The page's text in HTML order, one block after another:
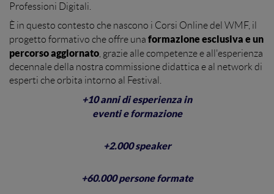
Professioni Digitali.
È in questo contesto che nascono i Corsi Online del WMF, il
progetto formativo che offre una formazione esclusiva e un
percorso aggiornato , grazie alle competenze e all'esperienza
decennale della nostra commissione didattica e al network di
esperti che orbita intorno al Festival.
+10 anni di esperienza in
eventi e formazione
+2.000 speaker
+60.000 persone formate